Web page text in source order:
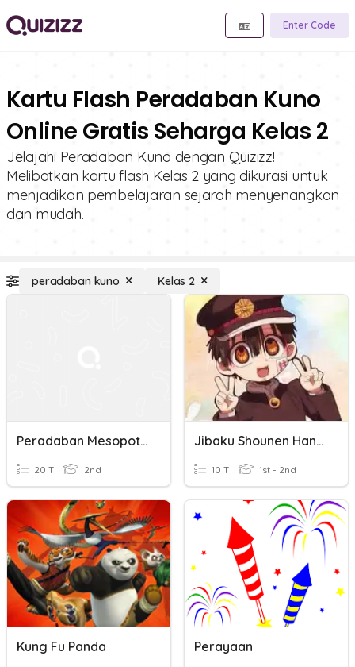
Enter Code
Kartu Flash Peradaban Kuno
Online Gratis Seharga Kelas 2
Jelajahi Peradaban Kuno dengan Quizizz!
Melibatkan kartu flash Kelas 2 yang dikurasi untuk
menjadikan pembelajaran sejarah menyenangkan
dan mudah.
peradaban kuno Kelas 2
Peradaban Mesopotamia Dan Mesir Kuno
20 T 2nd
Jibaku Shounen Hanako-Kun
10 T 1st - 2nd
Kung Fu Panda Perayaan